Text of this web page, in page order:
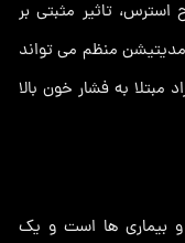
تاثیر مثبتی بر
منظم می تواند
مبتلا به فشار خون بالا
و بیماری ها است و یک